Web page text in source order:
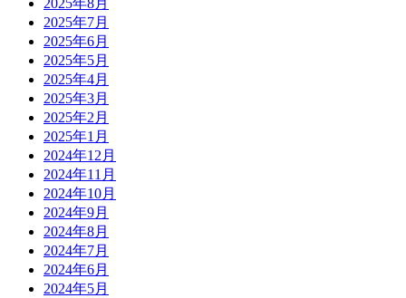
2025年8月
2025年7月
2025年6月
2025年5月
2025年4月
2025年3月
2025年2月
2025年1月
2024年12月
2024年11月
2024年10月
2024年9月
2024年8月
2024年7月
2024年6月
2024年5月